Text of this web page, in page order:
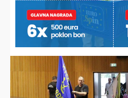
NAJNOVIJE VIJESTI